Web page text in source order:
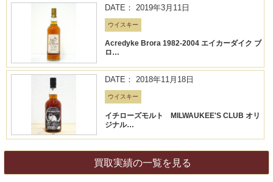
DATE： 2019年3月11日
ウイスキー
Acredyke Brora 1982-2004 エイカーダイク ブ
ロ…
DATE： 2018年11月18日
ウイスキー
イチローズモルト MILWAUKEE'S CLUB オリ
ジナル…
買取実績の一覧を見る